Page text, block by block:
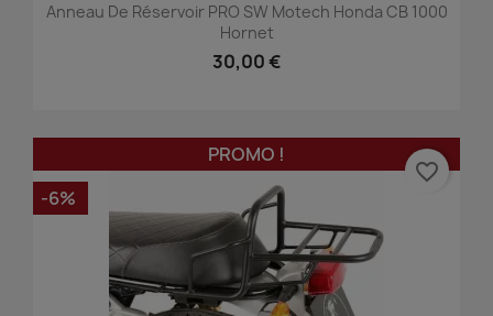
Anneau De Réservoir PRO SW Motech Honda CB 1000
Hornet
30,00 €
PROMO !
-6%
favorite_border